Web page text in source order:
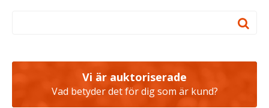
Vi är auktoriserade
Vad betyder det för dig som är kund?